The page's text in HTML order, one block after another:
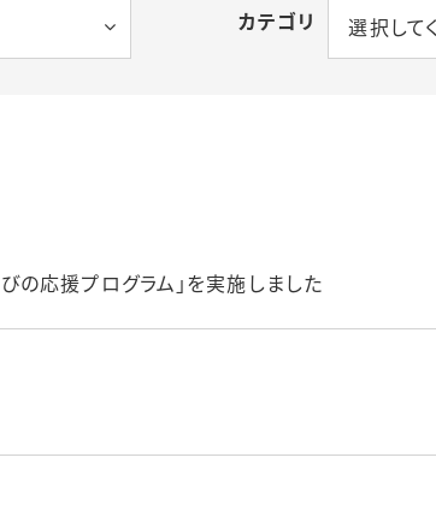
ベビーシッター割
発行事業・学内
カテゴリ 選択して
の応援プログラム」を実施しました